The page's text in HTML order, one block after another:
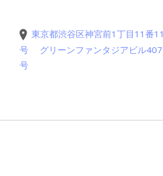
東京都渋谷区神宮前1丁目11番11
号 グリーンファンタジアビル407
号